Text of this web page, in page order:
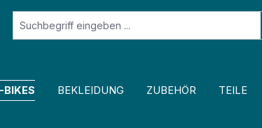
BIKES BEKLEIDUNG ZUBEHÖR TEILE